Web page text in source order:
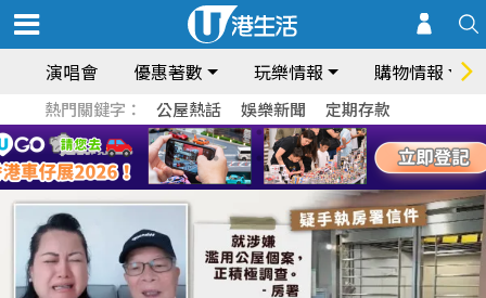
演唱會 優惠著數 玩樂情報 購物情報
熱門關鍵字： 公屋熱話 娛樂新聞 定期存款